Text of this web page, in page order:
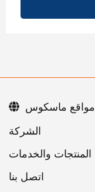
اتصل بنا
مواقع ماسكوس